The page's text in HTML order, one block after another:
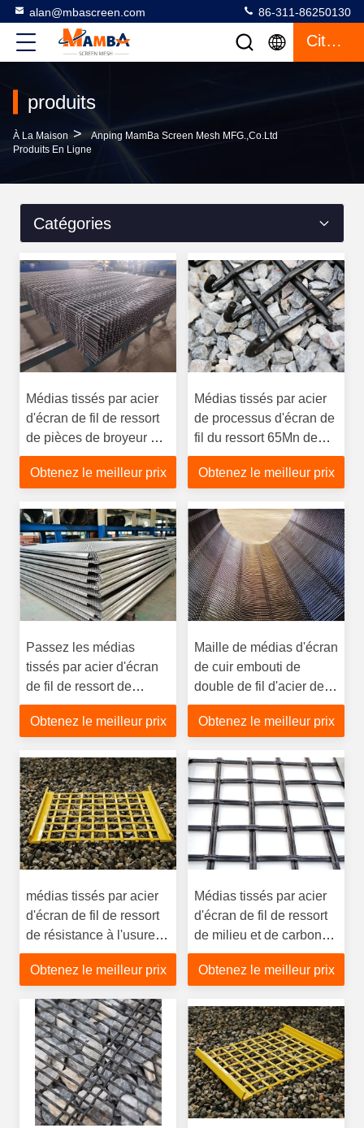
alan@mbascreen.com 86-311-86250130
Citation
produits
À La Maison >
Anping MamBa Screen Mesh MFG.,Co.Ltd
Produits En Ligne
Catégories
Médias tissés par acier
d'écran de fil de ressort
de pièces de broyeur et
d'équipement de
criblage pour la carrière
Obtenez le meilleur prix
Médias tissés par acier
de processus d'écran de
fil du ressort 65Mn de
recuit pour l'agrégat
Obtenez le meilleur prix
Passez les médias
tissés par acier d'écran
de fil de ressort de
l'essai 65Mn de GV pour
l'agrégat
Obtenez le meilleur prix
Maille de médias d'écran
de cuir embouti de
double de fil d'acier de
ressort pour examiner
l'équipement dans la
Obtenez le meilleur prix
médias tissés par acier
d'écran de fil de ressort
de résistance à l'usure
65Mn pour l'agrégat et
l'exploitation
Obtenez le meilleur prix
Médias tissés par acier
d'écran de fil de ressort
de milieu et de carbone
65Mn pour l'agrégat et
l'exploitation
Obtenez le meilleur prix